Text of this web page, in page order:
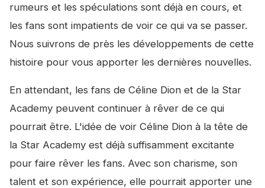
rumeurs et les spéculations sont déjà en cours, et
les fans sont impatients de voir ce qui va se passer.
Nous suivrons de près les développements de cette
histoire pour vous apporter les dernières nouvelles.
En attendant, les fans de Céline Dion et de la Star
Academy peuvent continuer à rêver de ce qui
pourrait être. L'idée de voir Céline Dion à la tête de
la Star Academy est déjà suffisamment excitante
pour faire rêver les fans. Avec son charisme, son
talent et son expérience, elle pourrait apporter une